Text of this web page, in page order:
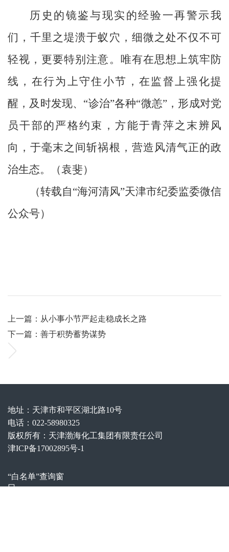
历史的镜鉴与现实的经验一再警示我
们，千里之堤溃于蚁穴，细微之处不仅不可
轻视，更要特别注意。唯有在思想上筑牢防
线，在行为上守住小节，在监督上强化提
醒，及时发现、 “诊治”各种“微恙”，形成对党
员干部的严格约束，方能于青萍之末辨风
向，于毫末之间斩祸根，营造风清气正的政
治生态。（袁斐）
（转载自“海河清风”天津市纪委监委微信
公众号）
上一篇：从小事小节严起走稳成长之路
下一篇：善于积势蓄势谋势
地址：天津市和平区湖北路10号
电话：022-58980325
版权所有：天津渤海化工集团有限责任公司
津ICP备17002895号-1
“白名单”查询窗
口